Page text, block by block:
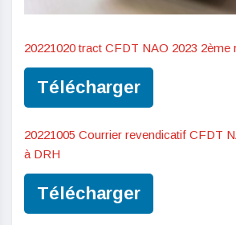
20221020 tract CFDT NAO 2023 2ème
Télécharger
20221005 Courrier revendicatif CFDT
à DRH
Télécharger